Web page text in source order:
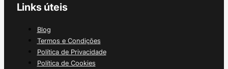
Links úteis
Blog
Termos e Condições
Política de Privacidade
Política de Cookies